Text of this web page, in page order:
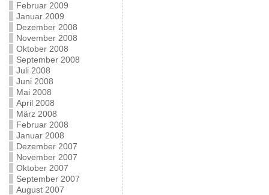
Februar 2009
Januar 2009
Dezember 2008
November 2008
Oktober 2008
September 2008
Juli 2008
Juni 2008
Mai 2008
April 2008
März 2008
Februar 2008
Januar 2008
Dezember 2007
November 2007
Oktober 2007
September 2007
August 2007